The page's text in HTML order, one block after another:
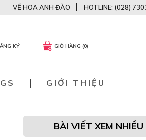
KÝ GIỎ HÀNG (0)
VỀ HOA ANH ĐÀO HOTLINE: (028)
GIỚI THIỆU
BÀI VIẾT XEM NHIỀU